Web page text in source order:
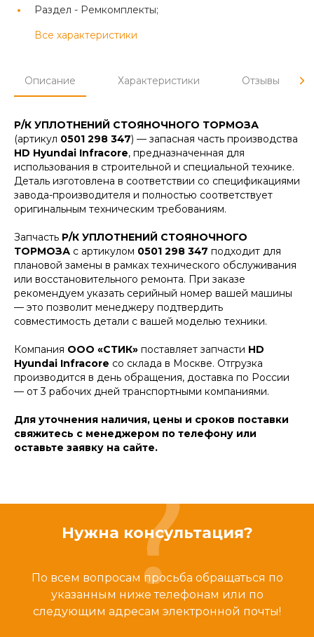
Раздел - Ремкомплекты;
Все характеристики
Описание Характеристики Отзывы
Р/К УПЛОТНЕНИЙ СТОЯНОЧНОГО ТОРМОЗА
(артикул 0501 298 347) — запасная часть производства
HD Hyundai Infracore, предназначенная для
использования в строительной и специальной технике.
Деталь изготовлена в соответствии со спецификациями
завода-производителя и полностью соответствует
оригинальным техническим требованиям.
Запчасть Р/К УПЛОТНЕНИЙ СТОЯНОЧНОГО
ТОРМОЗА с артикулом 0501 298 347 подходит для
плановой замены в рамках технического обслуживания
или восстановительного ремонта. При заказе
рекомендуем указать серийный номер вашей машины
— это позволит менеджеру подтвердить
совместимость детали с вашей моделью техники.
Компания ООО «СТИК» поставляет запчасти HD
Hyundai Infracore со склада в Москве. Отгрузка
производится в день обращения, доставка по России
— от 3 рабочих дней транспортными компаниями.
Для уточнения наличия, цены и сроков поставки
свяжитесь с менеджером по телефону или
оставьте заявку на сайте.
Нужна консультация?
По всем вопросам просьба обращаться по
указанным ниже телефонам или по
следующим адресам электронной почты!